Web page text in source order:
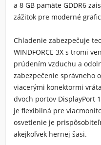
a 8 GB pamäte GDDR6
zážitok pre moderné
Chladenie zabezpečuje
WINDFORCE 3X s tromi
prúdením vzduchu a
zabezpečenie správneho
viacerými konektormi
dvoch portov DisplayPort
je flexibilná pre
osvetlenie je
akejkoľvek hernej šasi.